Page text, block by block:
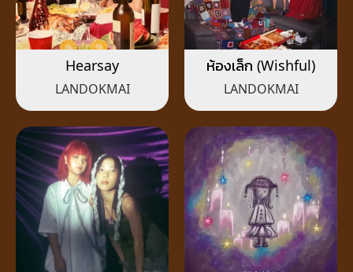
Hearsay
LANDOKMAI
ห้องเล็ก (Wishful)
LANDOKMAI